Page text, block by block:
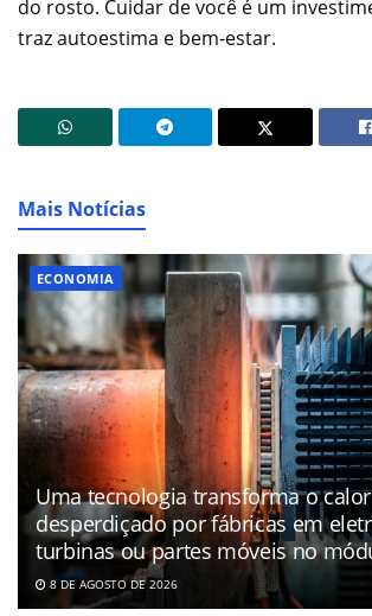
do rosto. Cuidar de você é um
traz autoestima e bem-estar.
Mais Notícias
ECONOMIA
Uma tecnologia transforma o calor
desperdiçado por fábricas em
turbinas ou partes móveis no
8 DE AGOSTO DE 2026